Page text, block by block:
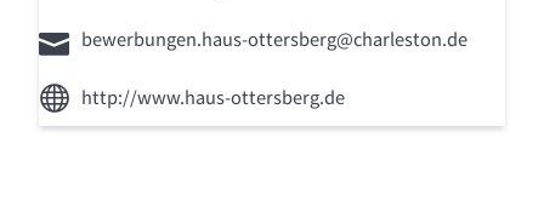
bewerbungen.haus-ottersberg@charleston.de
http://www.haus-ottersberg.de